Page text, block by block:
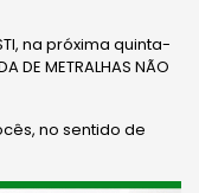
na próxima quinta-
DE METRALHAS NÃO
no sentido de